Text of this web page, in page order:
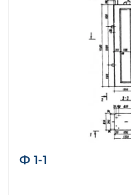
Ф 1-1